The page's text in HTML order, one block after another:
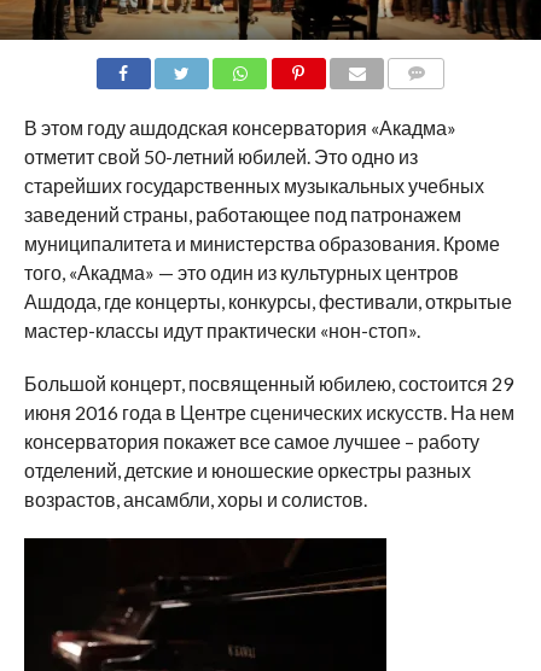
В этом году ашдодская консерватория «Акадма»
отметит свой 50-летний юбилей. Это одно из
старейших государственных музыкальных учебных
заведений страны, работающее под патронажем
муниципалитета и министерства образования. Кроме
того, «Акадма» — это один из культурных центров
Ашдода, где концерты, конкурсы, фестивали, открытые
мастер-классы идут практически «нон-стоп».
Большой концерт, посвященный юбилею, состоится 29
июня 2016 года в Центре сценических искусств. На нем
консерватория покажет все самое лучшее – работу
отделений, детские и юношеские оркестры разных
возрастов, ансамбли, хоры и солистов.